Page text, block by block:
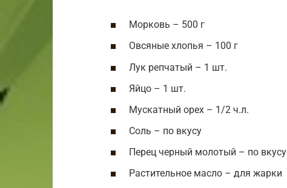
Морковь – 500 г
Овсяные хлопья – 100 г
Лук репчатый – 1 шт.
Яйцо – 1 шт.
Мускатный орех – 1/2 ч.л.
Соль – по вкусу
Перец черный молотый – по вкусу
Растительное масло – для жарки